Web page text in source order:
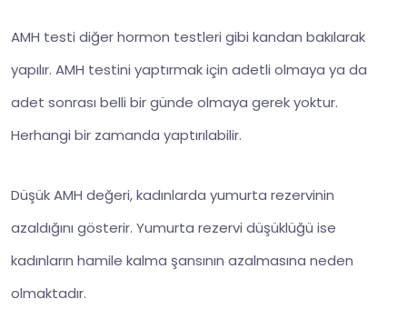
AMH testi diğer hormon testleri gibi kandan bakılarak
yapılır. AMH testini yaptırmak için adetli olmaya ya da
adet sonrası belli bir günde olmaya gerek yoktur.
Herhangi bir zamanda yaptırılabilir.
Düşük AMH değeri, kadınlarda yumurta rezervinin
azaldığını gösterir. Yumurta rezervi düşüklüğü ise
kadınların hamile kalma şansının azalmasına neden
olmaktadır.